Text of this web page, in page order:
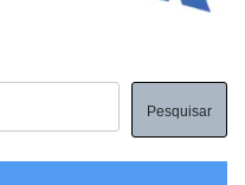
Pesquisar